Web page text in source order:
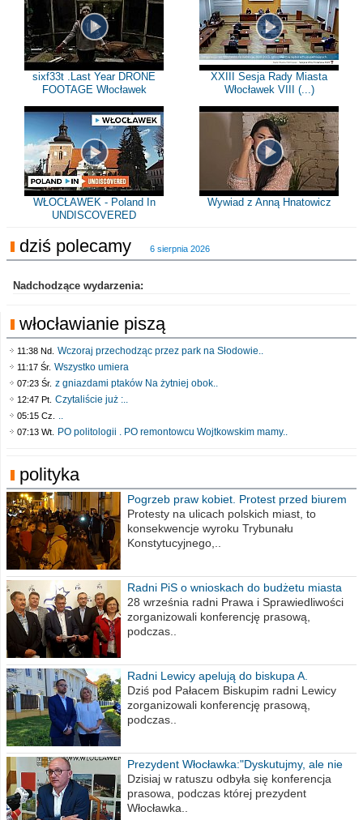
sixf33t .Last Year DRONE
FOOTAGE Włocławek
XXIII Sesja Rady Miasta
Włocławek VIII (...)
WŁOCŁAWEK - Poland In
UNDISCOVERED
Wywiad z Anną Hnatowicz
dziś polecamy 6 sierpnia 2026
Nadchodzące wydarzenia:
włocławianie piszą
11:38 Nd. Wczoraj przechodząc przez park na Słodowie..
11:17 Śr. Wszystko umiera
07:23 Śr. z gniazdami ptaków Na żytniej obok..
12:47 Pt. Czytaliście już :..
05:15 Cz. ..
07:13 Wt. PO politologii . PO remontowcu Wojtkowskim mamy..
polityka
Pogrzeb praw kobiet. Protest przed biurem
poselskim PiS
Protesty na ulicach polskich miast, to
konsekwencje wyroku Trybunału
Konstytucyjnego,..
Radni PiS o wnioskach do budżetu miasta
na 2021 rok
28 września radni Prawa i Sprawiedliwości
zorganizowali konferencję prasową,
podczas..
Radni Lewicy apelują do biskupa A.
Wiesława Meringa
Dziś pod Pałacem Biskupim radni Lewicy
zorganizowali konferencję prasową,
podczas..
Prezydent Włocławka:"Dyskutujmy, ale nie
obrażajmy się”
Dzisiaj w ratuszu odbyła się konferencja
prasowa, podczas której prezydent
Włocławka..